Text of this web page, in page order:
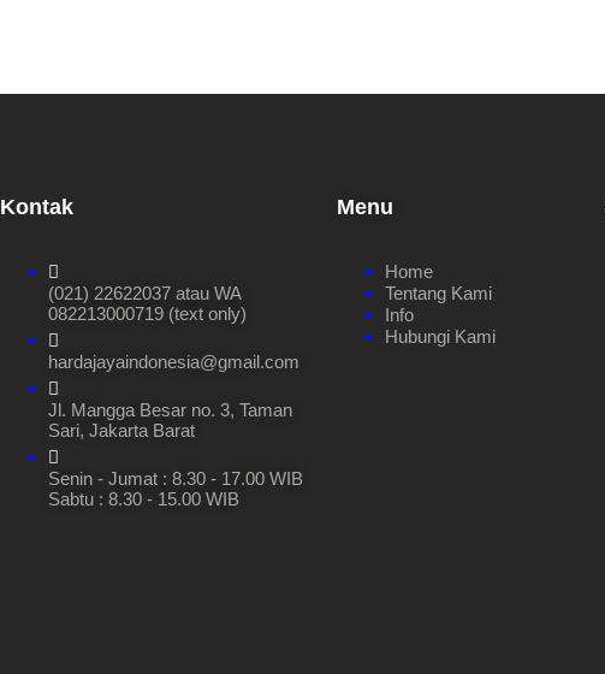
Kontak
(021) 22622037 atau WA
082213000719 (text only)
hardajayaindonesia@gmail.com
Jl. Mangga Besar no. 3, Taman
Sari, Jakarta Barat
Senin - Jumat : 8.30 - 17.00 WIB
Sabtu : 8.30 - 15.00 WIB
Menu
Home
Tentang Kami
Info
Hubungi Kami